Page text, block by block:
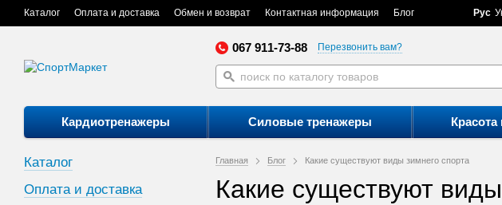
Каталог Оплата и доставка Обмен и возврат Контактная информация Блог Рус
067 911-73-88 Перезвонить вам?
Кардиотренажеры Силовые тренажеры Красота
Главная Блог Какие существуют виды зимнего спорта
Какие существуют
Каталог
Оплата и доставка